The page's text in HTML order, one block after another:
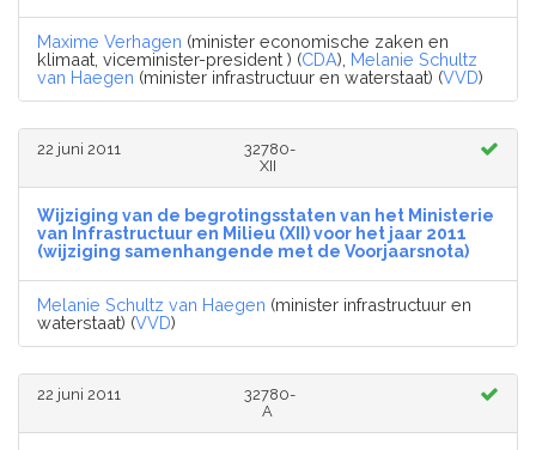
Maxime Verhagen (minister economische zaken en
klimaat, viceminister-president ) (CDA), Melanie Schultz
van Haegen (minister infrastructuur en waterstaat) (VVD)
22 juni 2011
32780-
XII
Wijziging van de begrotingsstaten van het Ministerie
van Infrastructuur en Milieu (XII) voor het jaar 2011
(wijziging samenhangende met de Voorjaarsnota)
Melanie Schultz van Haegen (minister infrastructuur en
waterstaat) (VVD)
22 juni 2011
32780-
A